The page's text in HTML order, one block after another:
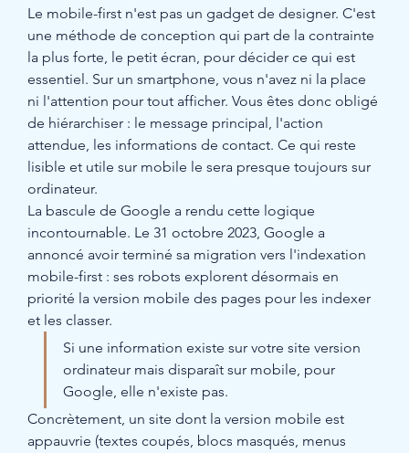
Le mobile-first n'est pas un gadget de designer. C'est
une méthode de conception qui part de la contrainte
la plus forte, le petit écran, pour décider ce qui est
essentiel. Sur un smartphone, vous n'avez ni la place
ni l'attention pour tout afficher. Vous êtes donc obligé
de hiérarchiser : le message principal, l'action
attendue, les informations de contact. Ce qui reste
lisible et utile sur mobile le sera presque toujours sur
ordinateur.
La bascule de Google a rendu cette logique
incontournable. Le 31 octobre 2023, Google a
annoncé avoir terminé sa migration vers l'indexation
mobile-first : ses robots explorent désormais en
priorité la version mobile des pages pour les indexer
et les classer.
Si une information existe sur votre site version
ordinateur mais disparaît sur mobile, pour
Google, elle n'existe pas.
Concrètement, un site dont la version mobile est
appauvrie (textes coupés, blocs masqués, menus